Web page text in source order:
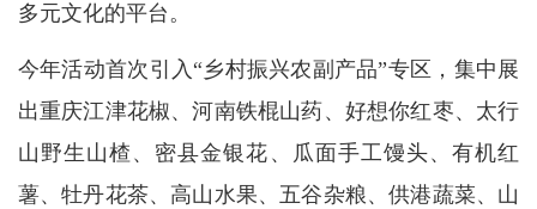
多元文化的平台。
今年活动首次引入“乡村振兴农副产品”专区，集中展
出重庆江津花椒、河南铁棍山药、好想你红枣、太行
山野生山楂、密县金银花、瓜面手工馒头、有机红
薯、牡丹花茶、高山水果、五谷杂粮、供港蔬菜、山